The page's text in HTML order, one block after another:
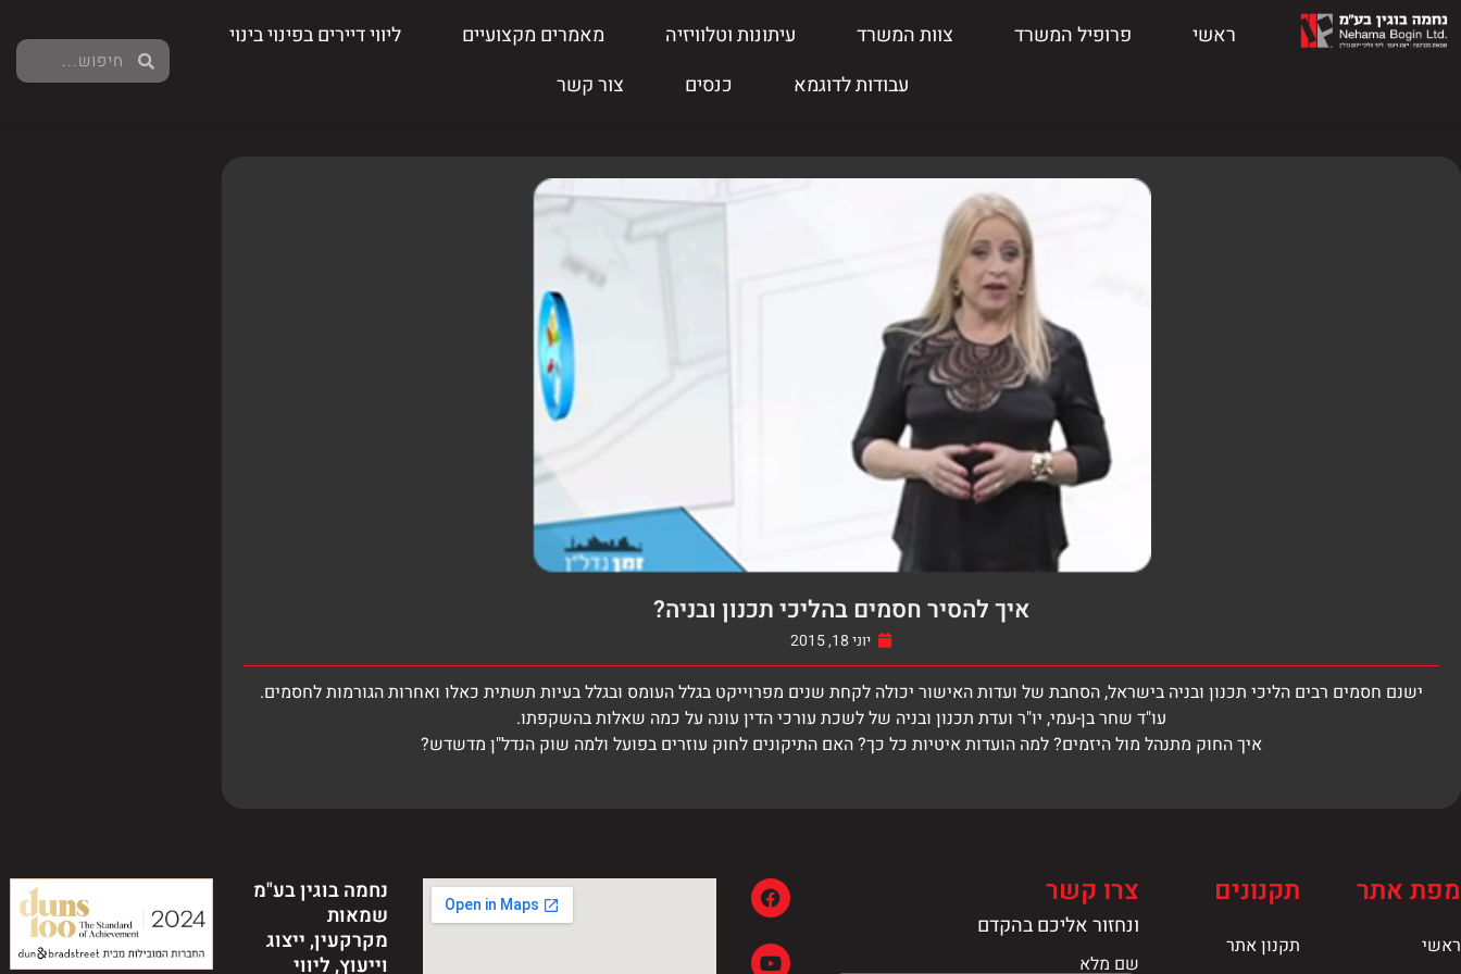
ראשי פרופיל המשרד צוות המשרד עיתונות וטלוויזיה מאמרים מקצועיים
ליווי דיירים בפינוי בינוי
עבודות לדוגמא
כנסים צור קשר
איך להסיר חסמים בהליכי תכנון ובניה?
יוני 18, 2015
ישנם חסמים רבים הליכי תכנון ובניה בישראל, הסחבת של ועדות האישור יכולה לקחת שנים מפרוייקט בגלל העומס ובגלל בעיות תשתית כאלו ואחרות הגורמות לחסמים.
עו"ד שחר בן-עמי, יו"ר ועדת תכנון ובניה של לשכת עורכי הדין עונה על כמה שאלות בהשקפתו.
איך החוק מתנהל מול היזמים? למה הועדות איטיות כל כך? האם התיקונים לחוק עוזרים בפועל ולמה שוק הנדל"ן מדשדש?
מפת אתר
ראשי
תקנונים
תקנון אתר
צרו קשר
ונחזור אליכם בהקדם
שם מלא
נחמה בוגין בע"מ
שמאות
מקרקעין, ייצוג
וייעוץ, ליווי